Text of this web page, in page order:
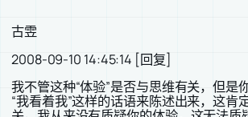
古雴
2008-09-10 14:45:14 [回复]
我不管这种“体验”是否与思维有关，但是
“我看着我”这样的话语来陈述出来，这肯